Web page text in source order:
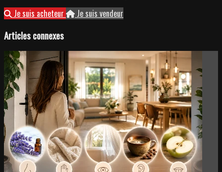
Je suis acheteur
Je suis vendeur
Articles connexes